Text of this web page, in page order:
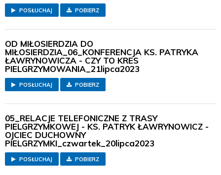
POSŁUCHAJ POBIERZ
OD MIŁOSIERDZIA DO
MIŁOSIERDZIA_06_KONFERENCJA KS. PATRYKA
ŁAWRYNOWICZA - CZY TO KRES
PIELGRZYMOWANIA_21lipca2023
POSŁUCHAJ POBIERZ
05_RELACJE TELEFONICZNE Z TRASY
PIELGRZYMKOWEJ - KS. PATRYK ŁAWRYNOWICZ -
OJCIEC DUCHOWNY
PIELGRZYMKI_czwartek_20lipca2023
POSŁUCHAJ POBIERZ